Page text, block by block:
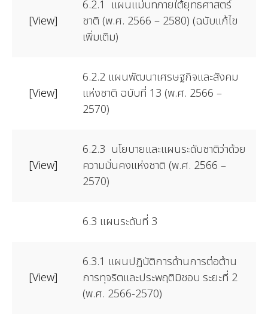
[View]
6.2.1 แผนแม่บทภายใต้ยุทธศาสตร์
ชาติ (พ.ศ. 2566 – 2580) (ฉบับแก้ไข
เพิ่มเติม)
[View]
6.2.2 แผนพัฒนาเศรษฐกิจและสังคม
แห่งชาติ ฉบับที่ 13 (พ.ศ. 2566 –
2570)
[View]
6.2.3 นโยบายและแผนระดับชาติว่าด้วย
ความมั่นคงแห่งชาติ (พ.ศ. 2566 –
2570)
6.3 แผนระดับที่ 3
[View]
6.3.1 แผนปฏิบัติการด้านการต่อต้าน
การทุจริตและประพฤติมิชอบ ระยะที่ 2
(พ.ศ. 2566-2570)